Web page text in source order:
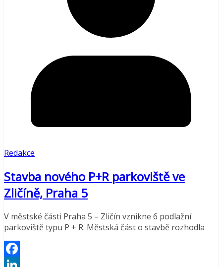
Redakce
Stavba nového P+R parkoviště ve
Zličíně, Praha 5
V městské části Praha 5 – Zličín vznikne 6 podlažní
parkoviště typu P + R. Městská část o stavbě rozhodla
Facebook